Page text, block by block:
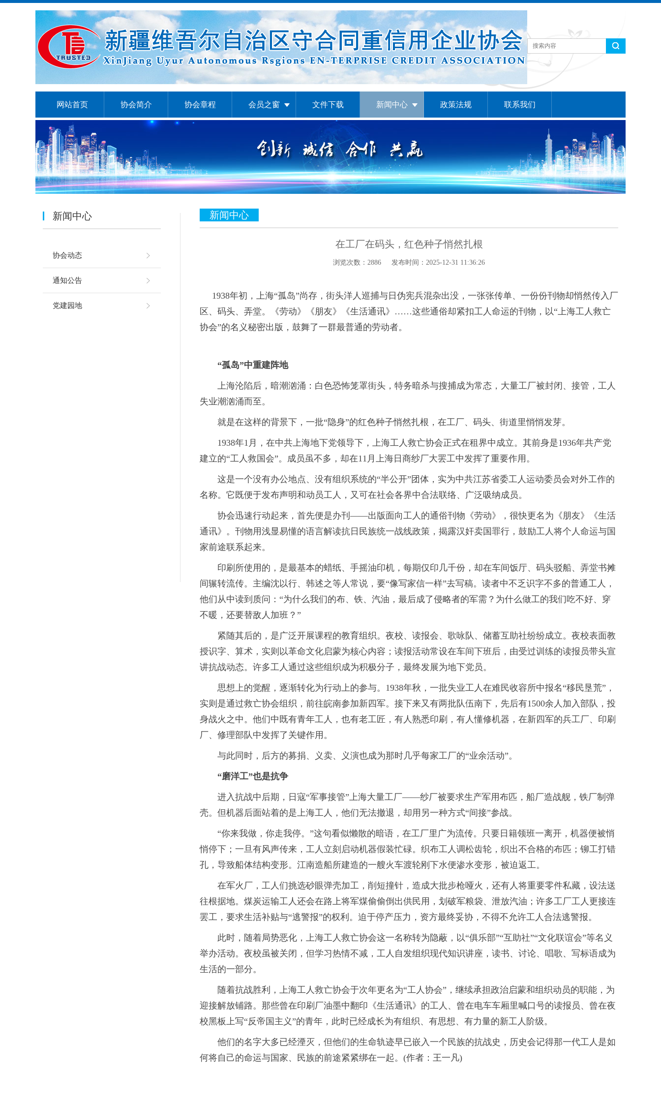
网站首页 协会简介 协会章程 会员之窗 文件下载 新闻中心 政策法规 联系我们
新闻中心
协会动态
通知公告
党建园地
新闻中心
在工厂在码头，红色种子悄然扎根
浏览次数：2886 发布时间：2025-12-31 11:36:26
1938年初，上海“孤岛”尚存，街头洋人巡捕与日伪宪兵混杂出没，一张张传单、一份份刊物却悄然传入厂
区、码头、弄堂。《劳动》《朋友》《生活通讯》……这些通俗却紧扣工人命运的刊物，以“上海工人救亡
协会”的名义秘密出版，鼓舞了一群最普通的劳动者。
“孤岛”中重建阵地
上海沦陷后，暗潮汹涌：白色恐怖笼罩街头，特务暗杀与搜捕成为常态，大量工厂被封闭、接管，工人
失业潮汹涌而至。
就是在这样的背景下，一批“隐身”的红色种子悄然扎根，在工厂、码头、街道里悄悄发芽。
1938年1月，在中共上海地下党领导下，上海工人救亡协会正式在租界中成立。其前身是1936年共产党
建立的“工人救国会”。成员虽不多，却在11月上海日商纱厂大罢工中发挥了重要作用。
这是一个没有办公地点、没有组织系统的“半公开”团体，实为中共江苏省委工人运动委员会对外工作的
名称。它既便于发布声明和动员工人，又可在社会各界中合法联络、广泛吸纳成员。
协会迅速行动起来，首先便是办刊——出版面向工人的通俗刊物《劳动》，很快更名为《朋友》《生活
通讯》。刊物用浅显易懂的语言解读抗日民族统一战线政策，揭露汉奸卖国罪行，鼓励工人将个人命运与国
家前途联系起来。
印刷所使用的，是最基本的蜡纸、手摇油印机，每期仅印几千份，却在车间饭厅、码头驳船、弄堂书摊
间辗转流传。主编沈以行、韩述之等人常说，要“像写家信一样”去写稿。读者中不乏识字不多的普通工人，
他们从中读到质问：“为什么我们的布、铁、汽油，最后成了侵略者的军需？为什么做工的我们吃不好、穿
不暖，还要替敌人加班？”
紧随其后的，是广泛开展课程的教育组织。夜校、读报会、歌咏队、储蓄互助社纷纷成立。夜校表面教
授识字、算术，实则以革命文化启蒙为核心内容；读报活动常设在车间下班后，由受过训练的读报员带头宣
讲抗战动态。许多工人通过这些组织成为积极分子，最终发展为地下党员。
思想上的觉醒，逐渐转化为行动上的参与。1938年秋，一批失业工人在难民收容所中报名“移民垦荒”，
实则是通过救亡协会组织，前往皖南参加新四军。接下来又有两批队伍南下，先后有1500余人加入部队，投
身战火之中。他们中既有青年工人，也有老工匠，有人熟悉印刷，有人懂修机器，在新四军的兵工厂、印刷
厂、修理部队中发挥了关键作用。
与此同时，后方的募捐、义卖、义演也成为那时几乎每家工厂的“业余活动”。
“磨洋工”也是抗争
进入抗战中后期，日寇“军事接管”上海大量工厂——纱厂被要求生产军用布匹，船厂造战舰，铁厂制弹
壳。但机器后面站着的是上海工人，他们无法撤退，却用另一种方式“间接”参战。
“你来我做，你走我停。”这句看似懒散的暗语，在工厂里广为流传。只要日籍领班一离开，机器便被悄
悄停下；一旦有风声传来，工人立刻启动机器假装忙碌。织布工人调松齿轮，织出不合格的布匹；铆工打错
孔，导致船体结构变形。江南造船所建造的一艘火车渡轮刚下水便渗水变形，被迫返工。
在军火厂，工人们挑选砂眼弹壳加工，削短撞针，造成大批步枪哑火，还有人将重要零件私藏，设法送
往根据地。煤炭运输工人还会在路上将军煤偷偷倒出供民用，划破军粮袋、泄放汽油；许多工厂工人更接连
罢工，要求生活补贴与“逃警报”的权利。迫于停产压力，资方最终妥协，不得不允许工人合法逃警报。
此时，随着局势恶化，上海工人救亡协会这一名称转为隐蔽，以“俱乐部”“互助社”“文化联谊会”等名义
举办活动。夜校虽被关闭，但学习热情不减，工人自发组织现代知识讲座，读书、讨论、唱歌、写标语成为
生活的一部分。
随着抗战胜利，上海工人救亡协会于次年更名为“工人协会”，继续承担政治启蒙和组织动员的职能，为
迎接解放铺路。那些曾在印刷厂油墨中翻印《生活通讯》的工人、曾在电车车厢里喊口号的读报员、曾在夜
校黑板上写“反帝国主义”的青年，此时已经成长为有组织、有思想、有力量的新工人阶级。
他们的名字大多已经湮灭，但他们的生命轨迹早已嵌入一个民族的抗战史，历史会记得那一代工人是如
何将自己的命运与国家、民族的前途紧紧绑在一起。(作者：王一凡)